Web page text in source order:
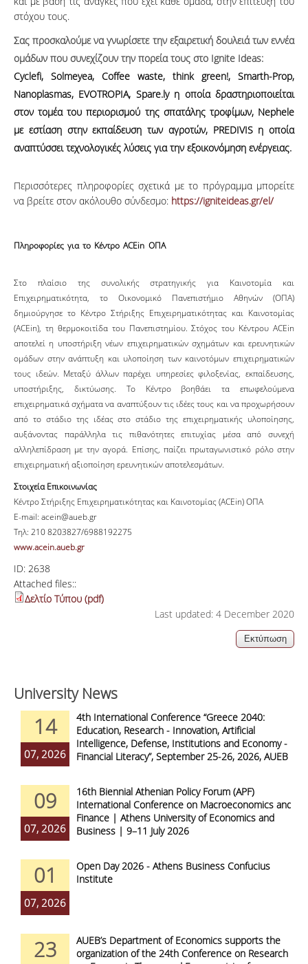
στόχου τους.
Σας προσκαλούμε να γνωρίσετε την εξαιρετική δουλειά των εννέα
ομάδων που συνεχίζουν την πορεία τους στο Ignite Ideas:
Cyclefi, Solmeyea, Coffee waste, think green!, Smarth-Prop,
Nanoplasmas, EVOTROPIA, Spare.ly η οποία δραστηριοποιείται
στον τομέα του περιορισμού της σπατάλης τροφίμων, Nephele
με εστίαση στην εκπαίδευση των αγροτών, PREDIVIS η οποία
αναπτύσσει τεχνολογικές λύσεις για την εξοικονόμηση ενέργειας.
Περισσότερες πληροφορίες σχετικά με το πρόγραμμα μπορείτε
να βρείτε στον ακόλουθο σύνδεσμο: https://igniteideas.gr/el/
Πληροφορίες για το Κέντρο ACEin ΟΠΑ
Στο πλαίσιο της συνολικής στρατηγικής για Καινοτομία και
Επιχειρηματικότητα, το Οικονομικό Πανεπιστήμιο Αθηνών (ΟΠΑ)
δημιούργησε το Κέντρο Στήριξης Επιχειρηματικότητας και Καινοτομίας
(ACEin), τη θερμοκοιτίδα του Πανεπιστημίου. Στόχος του Κέντρου ACEin
αποτελεί η υποστήριξη νέων επιχειρηματικών σχημάτων και ερευνητικών
ομάδων στην ανάπτυξη και υλοποίηση των καινοτόμων επιχειρηματικών
τους ιδεών. Μεταξύ άλλων παρέχει υπηρεσίες φιλοξενίας, εκπαίδευσης,
υποστήριξης, δικτύωσης. Το Κέντρο βοηθάει τα επωφελούμενα
επιχειρηματικά σχήματα να αναπτύξουν τις ιδέες τους και να προχωρήσουν
από το στάδιο της ιδέας στο στάδιο της επιχειρηματικής υλοποίησης,
αυξάνοντας παράλληλα τις πιθανότητες επιτυχίας μέσα από συνεχή
αλληλεπίδραση με την αγορά. Επίσης, παίζει πρωταγωνιστικό ρόλο στην
επιχειρηματική αξιοποίηση ερευνητικών αποτελεσμάτων.
Στοιχεία Επικοινωνίας
Κέντρο Στήριξης Επιχειρηματικότητας και Καινοτομίας (ACEin) ΟΠΑ
E-mail: acein@aueb.gr
Τηλ: 210 8203827/6988192275
www.acein.aueb.gr
ID: 2638
Attached files::
Δελτίο Τύπου (pdf)
Last updated: 4 December 2020
University News
14
07, 2026
4th International Conference “Greece 2040:
Education, Research - Innovation, Artificial
Intelligence, Defense, Institutions and Economy -
Financial Literacy”, September 25-26, 2026, AUEB
09
07, 2026
16th Biennial Athenian Policy Forum (APF)
International Conference on Macroeconomics and
Finance | Athens University of Economics and
Business | 9–11 July 2026
01
07, 2026
Open Day 2026 - Athens Business Confucius
Institute
23
AUEB’s Department of Economics supports the
organization of the 24th Conference on Research